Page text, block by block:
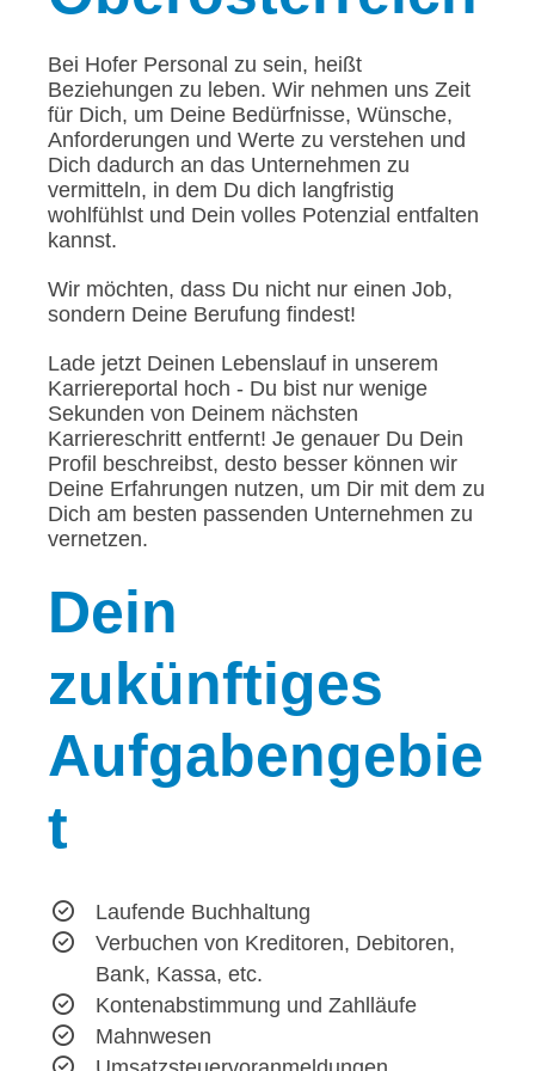
Bei Hofer Personal zu sein, heißt
Beziehungen zu leben. Wir nehmen uns Zeit
für Dich, um Deine Bedürfnisse, Wünsche,
Anforderungen und Werte zu verstehen und
Dich dadurch an das Unternehmen zu
vermitteln, in dem Du dich langfristig
wohlfühlst und Dein volles Potenzial entfalten
kannst.
Wir möchten, dass Du nicht nur einen Job,
sondern Deine Berufung findest!
Lade jetzt Deinen Lebenslauf in unserem
Karriereportal hoch - Du bist nur wenige
Sekunden von Deinem nächsten
Karriereschritt entfernt! Je genauer Du Dein
Profil beschreibst, desto besser können wir
Deine Erfahrungen nutzen, um Dir mit dem zu
Dich am besten passenden Unternehmen zu
vernetzen.
Dein
zukünftiges
Aufgabengebie
t
Laufende Buchhaltung
Verbuchen von Kreditoren, Debitoren,
Bank, Kassa, etc.
Kontenabstimmung und Zahlläufe
Mahnwesen